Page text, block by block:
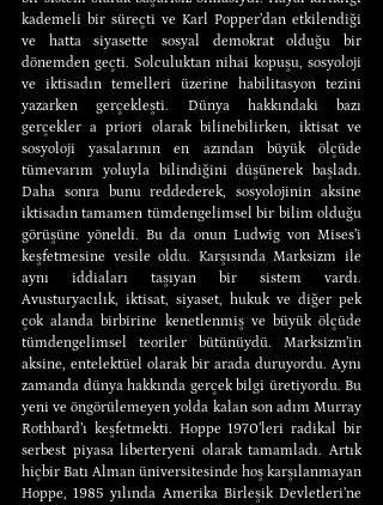
kademeli bir süreçti ve Karl Popper’dan etkilendiği
ve hatta siyasette sosyal demokrat olduğu bir
dönemden geçti. Solculuktan nihai kopuşu, sosyoloji
ve iktisadın temelleri üzerine habilitasyon tezini
yazarken gerçekleşti. Dünya hakkındaki bazı
gerçekler a priori olarak bilinebilirken, iktisat ve
sosyoloji yasalarının en azından büyük ölçüde
tümevarım yoluyla bilindiğini düşünerek başladı.
Daha sonra bunu reddederek, sosyolojinin aksine
iktisadın tamamen tümdengelimsel bir bilim olduğu
görüşüne yöneldi. Bu da onun Ludwig von Mises’i
keşfetmesine vesile oldu. Karşısında Marksizm ile
aynı iddiaları taşıyan bir sistem vardı.
Avusturyacılık, iktisat, siyaset, hukuk ve diğer pek
çok alanda birbirine kenetlenmiş ve büyük ölçüde
tümdengelimsel teoriler bütünüydü. Marksizm’in
aksine, entelektüel olarak bir arada duruyordu. Aynı
zamanda dünya hakkında gerçek bilgi üretiyordu. Bu
yeni ve öngörülemeyen yolda kalan son adım Murray
Rothbard’ı keşfetmekti. Hoppe 1970’leri radikal bir
serbest piyasa liberteryeni olarak tamamladı. Artık
hiçbir Batı Alman üniversitesinde hoş karşılanmayan
Hoppe, 1985 yılında Amerika Birleşik Devletleri’ne